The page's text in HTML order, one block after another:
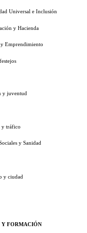
Universal e Inclusión
y Hacienda
Emprendimiento
y juventud
y tráfico
y Sanidad
y ciudad
Y FORMACIÓN